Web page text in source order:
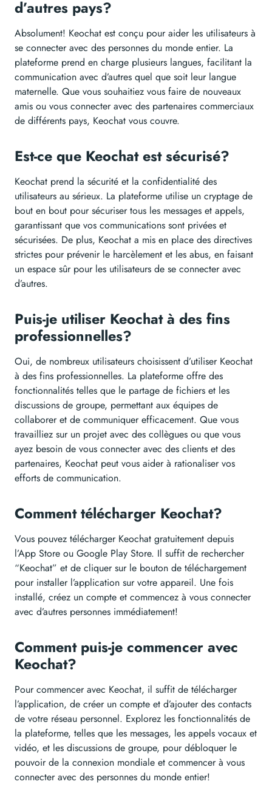
d’autres pays?
Absolument! Keochat est conçu pour aider les utilisateurs à
se connecter avec des personnes du monde entier. La
plateforme prend en charge plusieurs langues, facilitant la
communication avec d’autres quel que soit leur langue
maternelle. Que vous souhaitiez vous faire de nouveaux
amis ou vous connecter avec des partenaires commerciaux
de différents pays, Keochat vous couvre.
Est-ce que Keochat est sécurisé?
Keochat prend la sécurité et la confidentialité des
utilisateurs au sérieux. La plateforme utilise un cryptage de
bout en bout pour sécuriser tous les messages et appels,
garantissant que vos communications sont privées et
sécurisées. De plus, Keochat a mis en place des directives
strictes pour prévenir le harcèlement et les abus, en faisant
un espace sûr pour les utilisateurs de se connecter avec
d’autres.
Puis-je utiliser Keochat à des fins
professionnelles?
Oui, de nombreux utilisateurs choisissent d’utiliser Keochat
à des fins professionnelles. La plateforme offre des
fonctionnalités telles que le partage de fichiers et les
discussions de groupe, permettant aux équipes de
collaborer et de communiquer efficacement. Que vous
travailliez sur un projet avec des collègues ou que vous
ayez besoin de vous connecter avec des clients et des
partenaires, Keochat peut vous aider à rationaliser vos
efforts de communication.
Comment télécharger Keochat?
Vous pouvez télécharger Keochat gratuitement depuis
l’App Store ou Google Play Store. Il suffit de rechercher
“Keochat” et de cliquer sur le bouton de téléchargement
pour installer l’application sur votre appareil. Une fois
installé, créez un compte et commencez à vous connecter
avec d’autres personnes immédiatement!
Comment puis-je commencer avec
Keochat?
Pour commencer avec Keochat, il suffit de télécharger
l’application, de créer un compte et d’ajouter des contacts
de votre réseau personnel. Explorez les fonctionnalités de
la plateforme, telles que les messages, les appels vocaux et
vidéo, et les discussions de groupe, pour débloquer le
pouvoir de la connexion mondiale et commencer à vous
connecter avec des personnes du monde entier!